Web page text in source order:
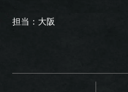
担当：大阪